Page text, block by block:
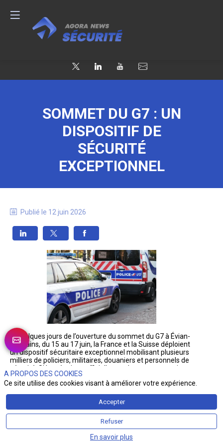
SOMMET DU G7 : UN
DISPOSITIF DE
SÉCURITÉ
EXCEPTIONNEL
Publié le 12 juin 2026
À quelques jours de l’ouverture du sommet du G7 à Évian-
les-Bains, du 15 au 17 juin, la France et la Suisse déploient
un dispositif sécuritaire exceptionnel mobilisant plusieurs
milliers de policiers, militaires, douaniers et personnels de
sécurité. Si les réunions officielles ne dureront que trois
jours, les mesures de sécurité et les perturbations sont
prévues du 10 au 19 juin.
Véritable porte d’entrée du sommet, Genève occupe une
place stratégique dans l’organisation de l’événement. Les
chefs d’État et de gouvernement des principales
puissances économiques mondiales, ainsi que les
dirigeants des États invités, transiteront par Genève-
Aéroport avant de rejoindre Évian. À cette occasion, le
A PROPOS DES COOKIES
Ce site utilise des cookies visant à améliorer votre expérience.
Accepter
Refuser
En savoir plus